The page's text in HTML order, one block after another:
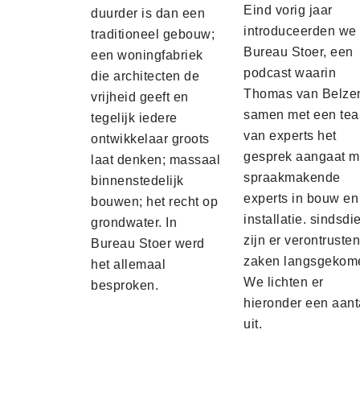
duurder is dan een
traditioneel gebouw;
een woningfabriek
die architecten de
vrijheid geeft en
tegelijk iedere
ontwikkelaar groots
laat denken; massaal
binnenstedelijk
bouwen; het recht op
grondwater. In
Bureau Stoer werd
het allemaal
besproken.
Eind vorig jaar
introduceerden we
Bureau Stoer, een
podcast waarin
Thomas van
samen met een
van experts het
gesprek aangaat
spraakmakende
experts in bouw en
installatie.
zijn er
zaken
We lichten er
hieronder een
uit.